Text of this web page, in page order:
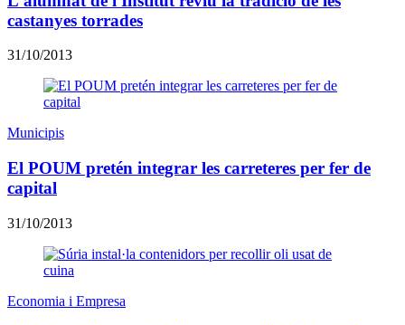
castanyes torrades
31/10/2013
Municipis
El POUM pretén integrar les carreteres per fer de
capital
31/10/2013
Economia i Empresa